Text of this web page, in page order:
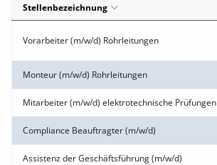
Stellenbezeichnung
Vorarbeiter (m/w/d) Rohrleitungen
Monteur (m/w/d) Rohrleitungen
Mitarbeiter (m/w/d) elektrotechnische Prüfungen
Compliance Beauftragter (m/w/d)
Assistenz der Geschäftsführung (m/w/d)